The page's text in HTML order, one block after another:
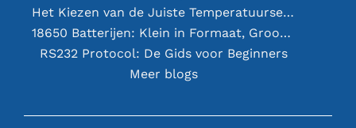
Het Kiezen van de Juiste Temperatuursensor [youtube]
18650 Batterijen: Klein in Formaat, Groot in Prestatie
RS232 Protocol: De Gids voor Beginners
Meer blogs